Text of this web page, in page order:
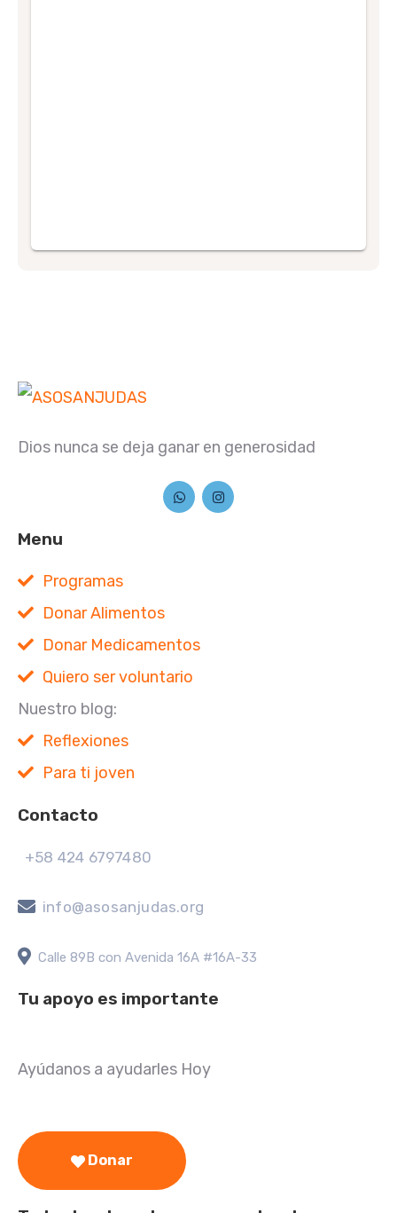
Dios nunca se deja ganar en generosidad
Menu
Programas
Donar Alimentos
Donar Medicamentos
Quiero ser voluntario
Nuestro blog:
Reflexiones
Para ti joven
Contacto
+58 424 6797480
info@asosanjudas.org
Calle 89B con Avenida 16A #16A-33
Tu apoyo es importante
Ayúdanos a ayudarles Hoy
Donar